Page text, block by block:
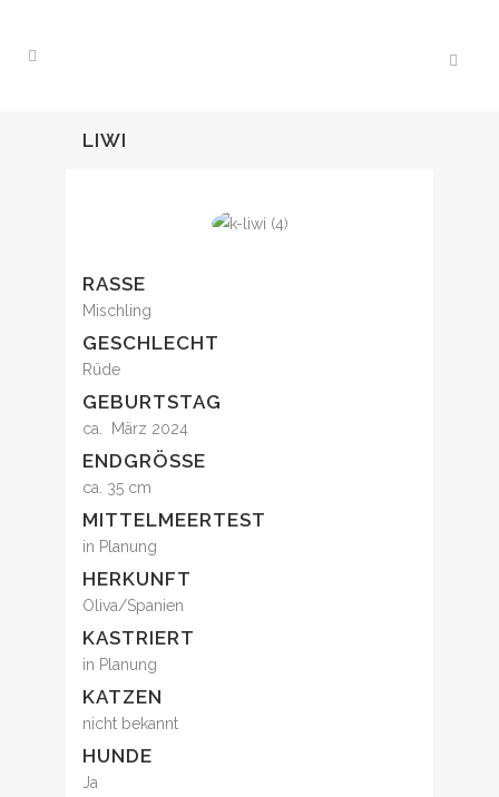
LIWI
RASSE
Mischling
GESCHLECHT
Rüde
GEBURTSTAG
ca. März 2024
ENDGRÖSSE
ca. 35 cm
MITTELMEERTEST
in Planung
HERKUNFT
Oliva/Spanien
KASTRIERT
in Planung
KATZEN
nicht bekannt
HUNDE
Ja